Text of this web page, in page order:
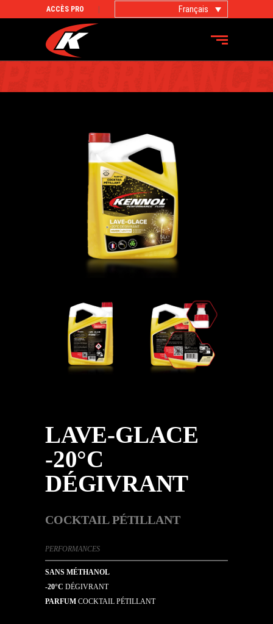
ACCÈS PRO Français
PRODUITS
LAVE-GLACE
-20°C
DÉGIVRANT
COCKTAIL PÉTILLANT
PERFORMANCES
SANS MÉTHANOL
-20°C DÉGIVRANT
PARFUM COCKTAIL PÉTILLANT